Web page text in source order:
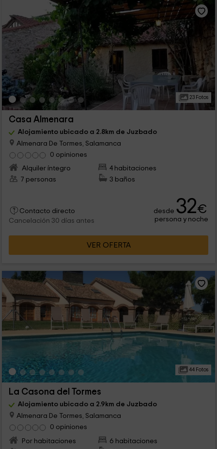
23 Fotos
Casa Almenara
Alojamiento ubicado a 2.8km de Juzbado
Almenara De Tormes, Salamanca
0 opiniones
Alquiler íntegro
4 habitaciones
7 personas
3 baños
Contacto directo
Cancelación 30 días antes
desde 32€
persona y noche
VER OFERTA
44 Fotos
La Casona del Tormes
Alojamiento ubicado a 2.9km de Juzbado
Almenara De Tormes, Salamanca
0 opiniones
Por habitaciones
6 habitaciones